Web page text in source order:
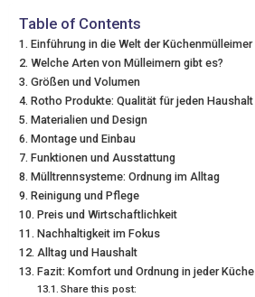
T
T
E
R
)
O
K
R
Table of Contents
Einführung in die Welt der Küchenmülleimer
Welche Arten von Mülleimern gibt es?
Größen und Volumen
Rotho Produkte: Qualität für jeden Haushalt
Materialien und Design
Montage und Einbau
Funktionen und Ausstattung
Mülltrennsysteme: Ordnung im Alltag
Reinigung und Pflege
Preis und Wirtschaftlichkeit
Nachhaltigkeit im Fokus
Alltag und Haushalt
Fazit: Komfort und Ordnung in jeder Küche
Share this post: